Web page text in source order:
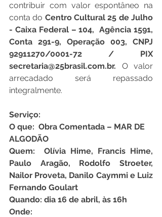
contribuir com valor espontâneo na
conta do Centro Cultural 25 de Julho
- Caixa Federal – 104,  Agência 1591,
Conta 291-9, Operação 003, CNPJ
92911270/0001-72 / PIX
secretaria@25brasil.com.br. O valor
arrecadado será repassado
integralmente.
Serviço:
O que:  Obra Comentada – MAR DE
ALGODÃO
Quem:  Olívia Hime, Francis Hime,
Paulo Aragão, Rodolfo Stroeter,
Nailor Proveta, Danilo Caymmi e Luiz
Fernando Goulart
Quando: dia 16 de abril, às 16h
Onde: